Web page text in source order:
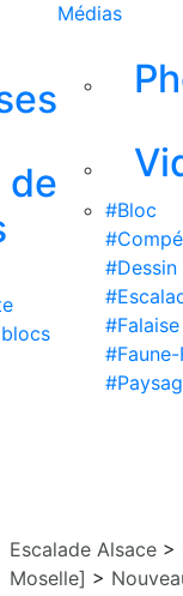
de
Médias
#Bloc
#Dessin
#Falaise
Escalade Alsace >
Moselle] >